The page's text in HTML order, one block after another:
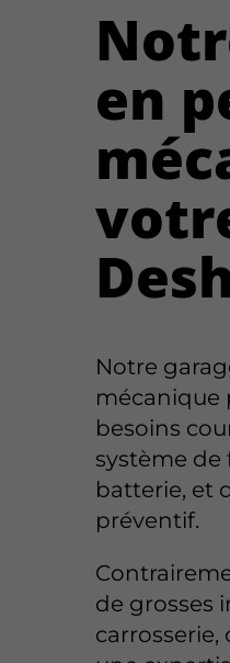
en
Notre
mécanique
besoins
système de
batterie, et
préventif.
de grosses